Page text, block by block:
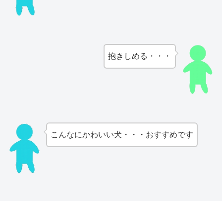
抱きしめる・・・
こんなにかわいい犬・・・おすすめです